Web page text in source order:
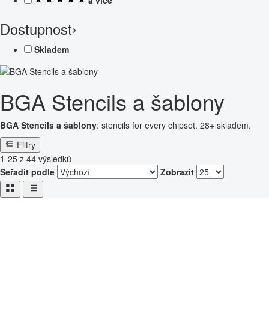
Dostupnost›
Skladem
BGA Stencils a šablony
BGA Stencils a šablony: stencils for every chipset. 28+ skladem.
Filtry
1-25 z 44 výsledků
Seřadit podle
Zobrazit